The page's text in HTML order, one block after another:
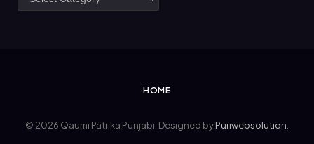
HOME
© 2026 Qaumi Patrika Punjabi. Designed byPuriwebsolution